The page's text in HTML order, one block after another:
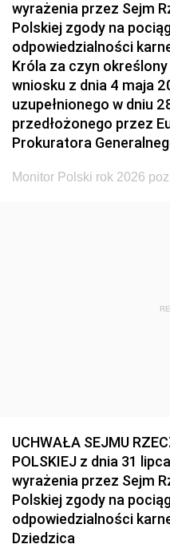
wyrażenia przez Sejm
Polskiej zgody na
odpowiedzialności
Króla za czyn
wniosku z dnia 4 maja
uzupełnionego w dniu
przedłożonego przez
Prokuratora
Monitor Polski rok 2026
UCHWAŁA SEJMU
POLSKIEJ z dnia 31
wyrażenia przez Sejm
Polskiej zgody na
odpowiedzialności
Dziedzica